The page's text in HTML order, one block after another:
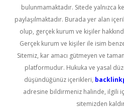
bulunmamaktadır. Sitede yalnızca
paylaşılmaktadır. Burada yer alan
olup, gerçek kurum ve kişiler
Gerçek kurum ve kişiler ile isim
Sitemiz, kar amacı gütmeyen ve
platformudur. Hukuka ve yasal
düşündüğünüz içerikleri,
adresine bildirmeniz halinde, ilgili
sitemizden